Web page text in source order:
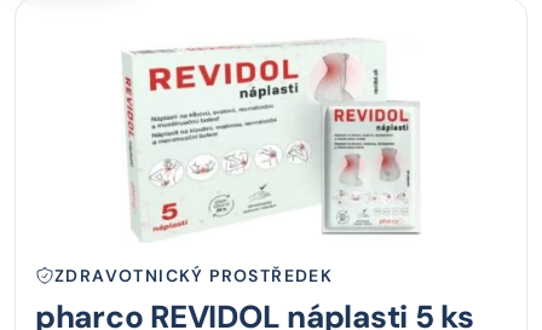
ZDRAVOTNICKÝ PROSTŘEDEK
pharco REVIDOL náplasti 5 ks